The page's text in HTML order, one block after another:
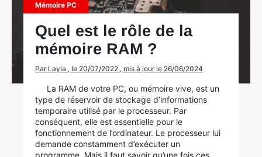
Mémoire PC
Quel est le rôle de la
mémoire RAM ?
Par Layla , le 20/07/2022 , mis à jour le 26/06/2024
La RAM de votre PC, ou mémoire vive, est un
type de réservoir de stockage d’informations
temporaire utilisé par le processeur. Par
conséquent, elle est essentielle pour le
fonctionnement de l’ordinateur. Le processeur lui
demande constamment d’exécuter un
programme. Mais il faut savoir qu’une fois ces